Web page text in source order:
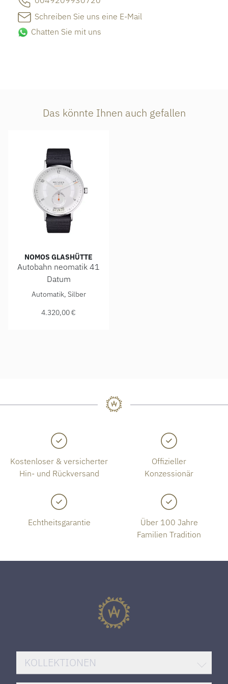
Schreiben Sie uns eine E-Mail
Chatten Sie mit uns
Das könnte Ihnen auch gefallen
NOMOS GLASHÜTTE
Autobahn neomatik 41
Datum
NOMOS Glashütte Autobahn neomatik 41 Datum, Ref:
Automatik, Silber
4.320,00 €
Kostenloser & versicherter
Hin- und Rückversand
Offizieller
Konzessionär
Echtheitsgarantie
Über 100 Jahre
Familien Tradition
KOLLEKTIONEN